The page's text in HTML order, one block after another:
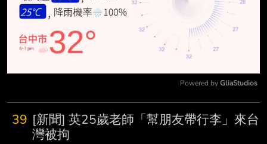
Powered by GliaStudios
39 [新聞] 英25歲老師「幫朋友帶行李」來台
灣被拘